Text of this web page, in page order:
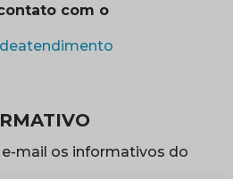
com o
mail os informativos do